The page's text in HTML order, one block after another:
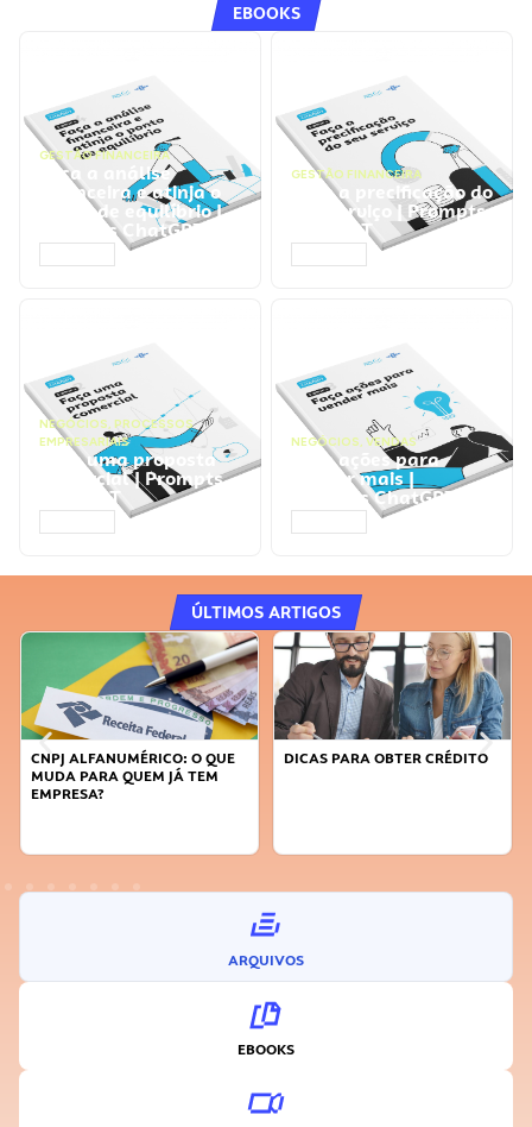
EBOOKS
GESTÃO FINANCEIRA
Faça a análise
financeira e atinja o
ponto de equilíbrio |
Prompts ChatGPT
GESTÃO FINANCEIRA
Faça a precificação do
seu serviço | Prompts
ChatGPT
NEGÓCIOS, PROCESSOS
EMPRESARIAIS
Faça uma proposta
comercial | Prompts
ChatGPT
NEGÓCIOS, VENDAS
Faça ações para
vender mais |
Prompts ChatGPT
ÚLTIMOS ARTIGOS
QUE
DICAS PARA OBTER CRÉDITO
FAÇA A DIFERENÇA: SEJA
ARQUIVOS
EBOOKS